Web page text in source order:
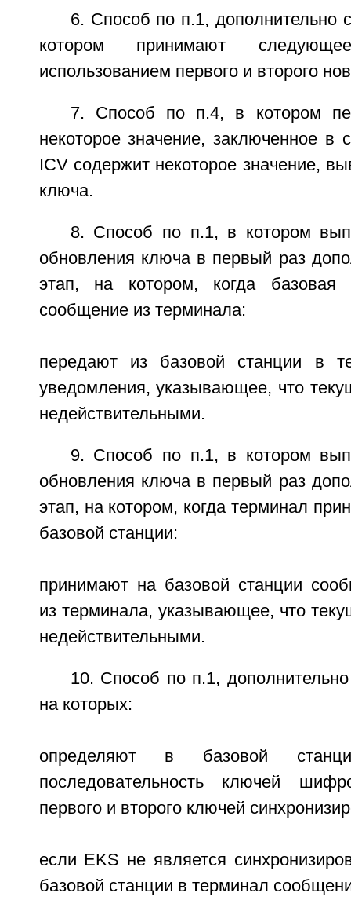
6. Способ по п.1, дополнительно
котором принимают
использованием первого и второго
7. Способ по п.4, в котором
некоторое значение, заключенное в
ICV содержит некоторое значение,
ключа.
8. Способ по п.1, в котором
обновления ключа в первый раз
этап, на котором, когда базовая
сообщение из терминала:
передают из базовой станции в
уведомления, указывающее, что
недействительными.
9. Способ по п.1, в котором
обновления ключа в первый раз
этап, на котором, когда терминал
базовой станции:
принимают на базовой станции
из терминала, указывающее, что
недействительными.
10. Способ по п.1,
на которых:
определяют в базовой
последовательность ключей
первого и второго ключей
если EKS не является
базовой станции в терминал